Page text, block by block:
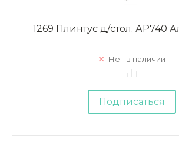
1269 Плинтус д/стол. АР740
Нет в наличии
Подписаться